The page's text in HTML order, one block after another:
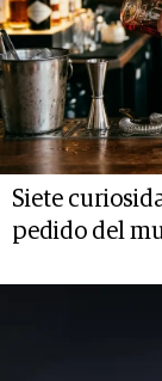
Siete
pedido del